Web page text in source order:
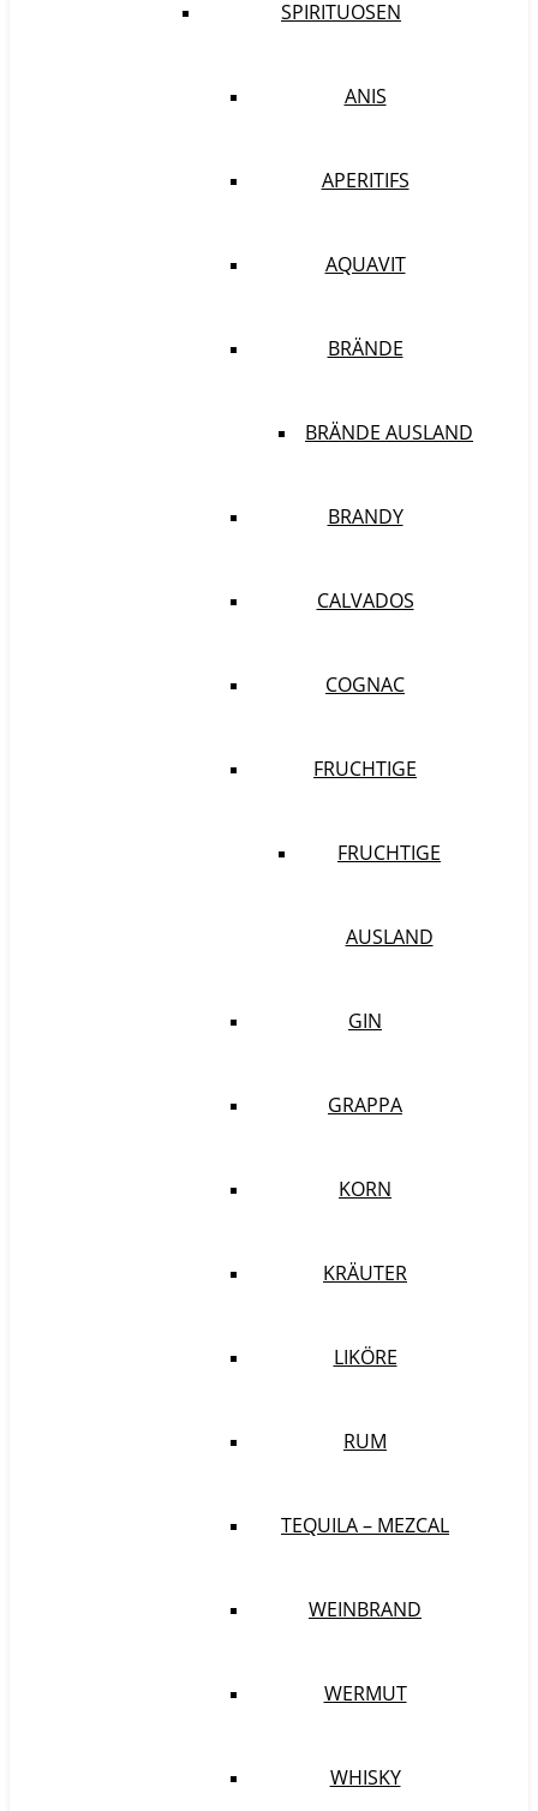
SPIRITUOSEN
ANIS
APERITIFS
AQUAVIT
BRÄNDE
BRÄNDE AUSLAND
BRANDY
CALVADOS
COGNAC
FRUCHTIGE
FRUCHTIGE
AUSLAND
GIN
GRAPPA
KORN
KRÄUTER
LIKÖRE
RUM
TEQUILA – MEZCAL
WEINBRAND
WERMUT
WHISKY